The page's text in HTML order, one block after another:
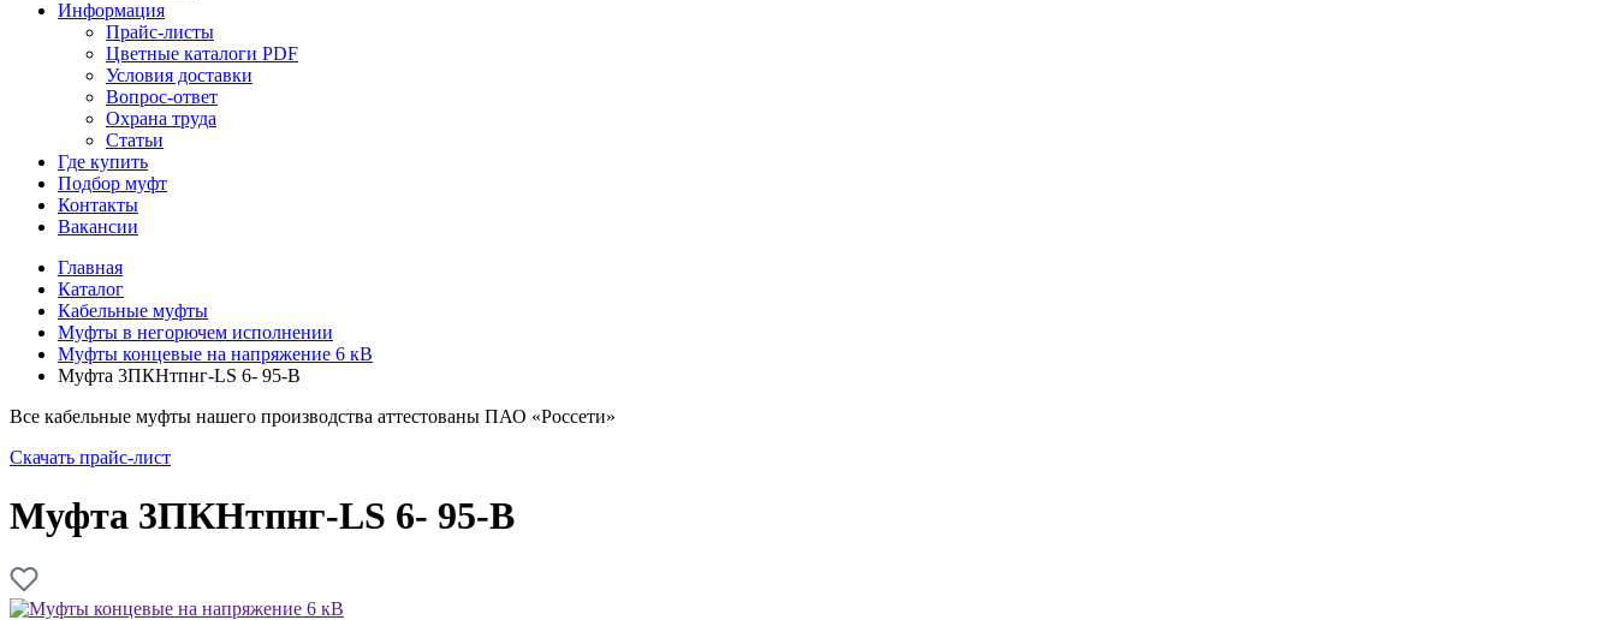
Информация
Прайс-листы
Цветные каталоги PDF
Условия доставки
Вопрос-ответ
Охрана труда
Статьи
Где купить
Подбор муфт
Контакты
Вакансии
Главная
Каталог
Кабельные муфты
Муфты в негорючем исполнении
Муфты концевые на напряжение 6 кВ
Муфта 3ПКНтпнг-LS 6- 95-В
Все кабельные муфты нашего производства аттестованы ПАО «Россети»
Скачать прайс-лист
Муфта 3ПКНтпнг-LS 6- 95-В